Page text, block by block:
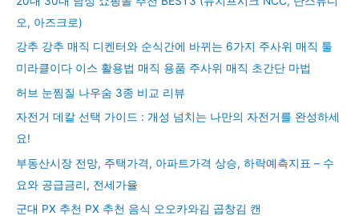
오, 아즈크로)
강추 강추 매직 디켄터와 순식간에 바뀌는 6가지 주사위 매직 툴
미라클이다 이스 활용법 매직 용품 주사위 매직 초간단 마법
허브 눈찜질 나우숨 3종 비교 리뷰
자전거 데칼 선택 가이드 : 개성 넘치는 나만의 자전거를 완성하세
요!
부동산시장 전망, 주택가격, 아파트가격 상승, 하락예측지표 – 수
요와 공급금리, 전세가율
군대 PX 추천 PX 추천 음식 오오카와김 곱창김 캔